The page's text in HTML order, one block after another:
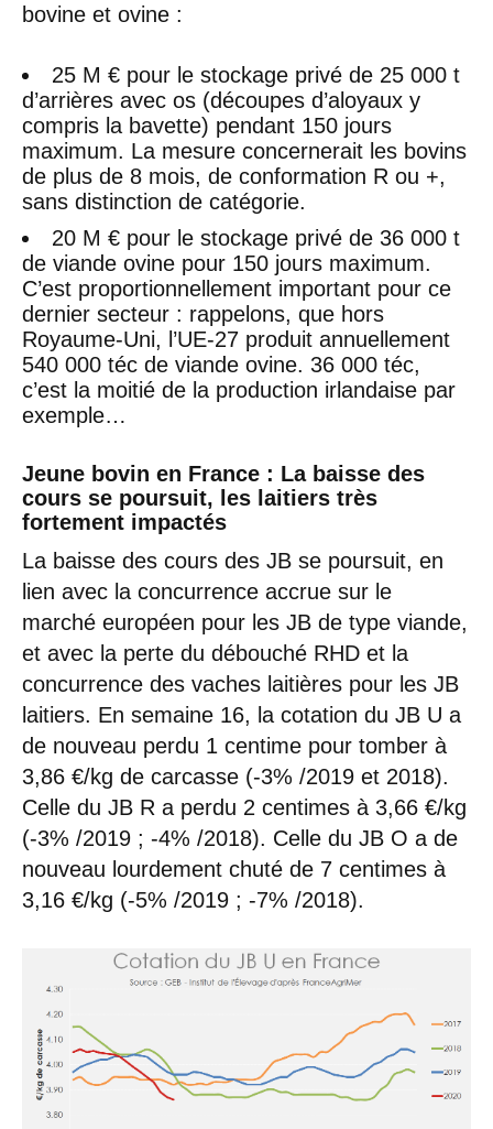
bovine et ovine :
25 M € pour le stockage privé de 25 000 t
d’arrières avec os (découpes d’aloyaux y
compris la bavette) pendant 150 jours
maximum. La mesure concernerait les bovins
de plus de 8 mois, de conformation R ou +,
sans distinction de catégorie.
20 M € pour le stockage privé de 36 000 t
de viande ovine pour 150 jours maximum.
C’est proportionnellement important pour ce
dernier secteur : rappelons, que hors
Royaume-Uni, l’UE-27 produit annuellement
540 000 téc de viande ovine. 36 000 téc,
c’est la moitié de la production irlandaise par
exemple…
Jeune bovin en France : La baisse des
cours se poursuit, les laitiers très
fortement impactés
La baisse des cours des JB se poursuit, en
lien avec la concurrence accrue sur le
marché européen pour les JB de type viande,
et avec la perte du débouché RHD et la
concurrence des vaches laitières pour les JB
laitiers. En semaine 16, la cotation du JB U a
de nouveau perdu 1 centime pour tomber à
3,86 €/kg de carcasse (-3% /2019 et 2018).
Celle du JB R a perdu 2 centimes à 3,66 €/kg
(-3% /2019 ; -4% /2018). Celle du JB O a de
nouveau lourdement chuté de 7 centimes à
3,16 €/kg (-5% /2019 ; -7% /2018).